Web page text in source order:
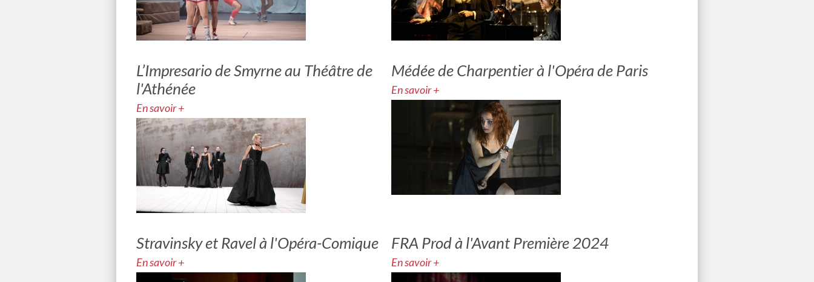
L’Impresario de Smyrne au Théâtre de
l'Athénée
En savoir +
Médée de Charpentier à l'Opéra de Paris
En savoir +
Stravinsky et Ravel à l'Opéra-Comique
En savoir +
FRA Prod à l'Avant Première 2024
En savoir +